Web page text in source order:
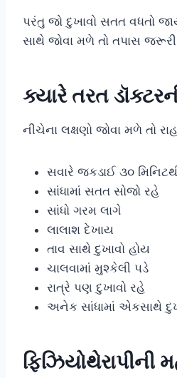
પરંતુ જો દુખાવો સતત વધતો
સાથે જોવા મળે તો તપાસ
ક્યારે તરત
નીચેના લક્ષણો જોવા મળે તો
સવારે જકડાઈ ૩૦
સાંધામાં સતત સોજો રહે
સાંધો ગરમ લાગે
લાલાશ દેખાય
તાવ સાથે દુખાવો હોય
ચાલવામાં મુશ્કેલી પડે
રાત્રે પણ દુખાવો રહે
અનેક સાંધામાં એકસાથે
ફિઝિયોથેરાપીની